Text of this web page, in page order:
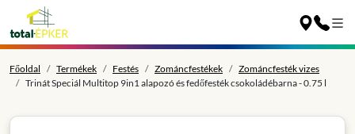
Főoldal Termékek Festés Zománcfestékek
Zománcfesték vizes
Trinát Speciál Multitop 9in1 alapozó és fedőfesték csokoládébarna - 0.75 l